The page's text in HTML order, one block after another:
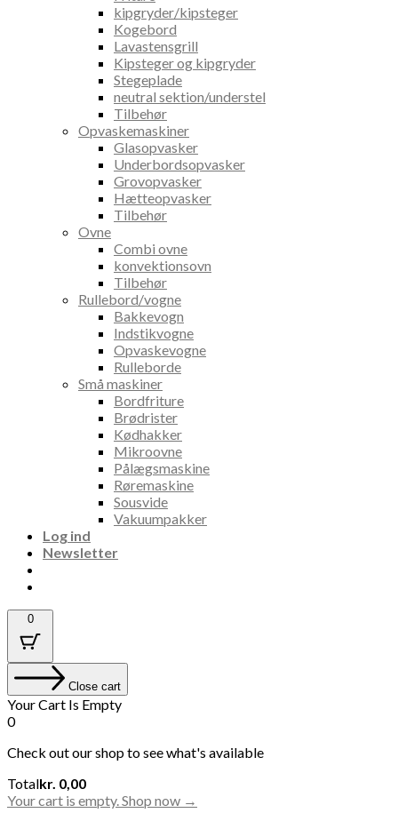
kipgryder/kipsteger
Kogebord
Lavastensgrill
Kipsteger og kipgryder
Stegeplade
neutral sektion/understel
Tilbehør
Opvaskemaskiner
Glasopvasker
Underbordsopvasker
Grovopvasker
Hætteopvasker
Tilbehør
Ovne
Combi ovne
konvektionsovn
Tilbehør
Rullebord/vogne
Bakkevogn
Indstikvogne
Opvaskevogne
Rulleborde
Små maskiner
Bordfriture
Brødrister
Kødhakker
Mikroovne
Pålægsmaskine
Røremaskine
Sousvide
Vakuumpakker
Log ind
Newsletter
0
Close cart
Your Cart Is Empty
0
Check out our shop to see what's available
Cart
Total:
Totalkr. 0,00
Your cart is empty. Shop now →